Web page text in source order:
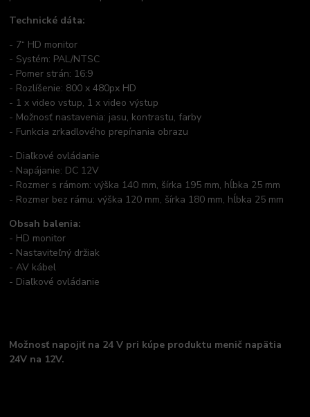
Technické dáta:
- 7“ HD monitor
- Systém: PAL/NTSC
- Pomer strán: 16:9
- Rozlíšenie: 800 x 480px HD
- 1 x video vstup, 1 x video výstup
- Možnosť nastavenia: jasu, kontrastu, farby
- Funkcia zrkadlového prepínania obrazu
- Diaľkové ovládanie
- Napájanie: DC 12V
- Rozmer s rámom: výška 140 mm, šírka 195 mm, hĺbka 25 mm
- Rozmer bez rámu: výška 120 mm, šírka 180 mm, hĺbka 25 mm
Obsah balenia:
- HD monitor
- Nastaviteľný držiak
- AV kábel
- Diaľkové ovládanie
Možnosť napojiť na 24 V pri kúpe produktu menič napätia
24V na 12V.